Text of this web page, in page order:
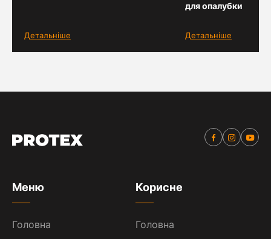
Детальніше
для опалубки
Детальніше
Меню
Головна
Корисне
Головна